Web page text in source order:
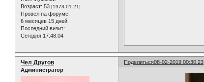
Возраст: 53 [1973-01-21]
Провел на форуме:
6 месяцев 15 дней
Последний визит:
Сегодня 17:48:04
Поделиться08-02-2019 00:30:23
Чел Другов
Администратор